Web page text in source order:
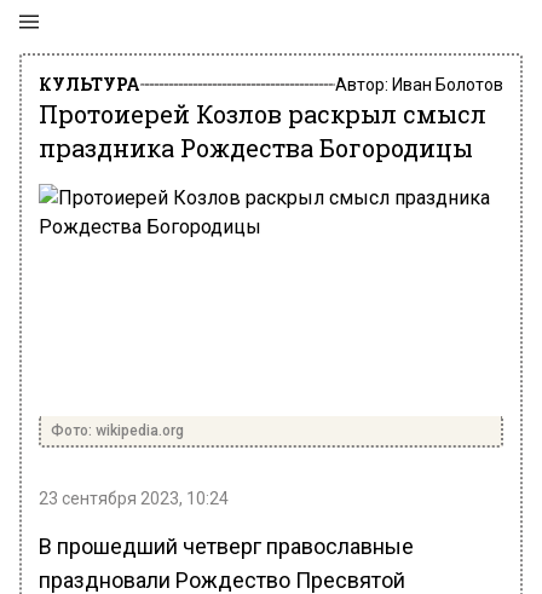
КУЛЬТУРА Автор: Иван Болотов
Протоиерей Козлов раскрыл смысл
праздника Рождества Богородицы
Фото: wikipedia.org
23 сентября 2023, 10:24
В прошедший четверг православные
праздновали Рождество Пресвятой